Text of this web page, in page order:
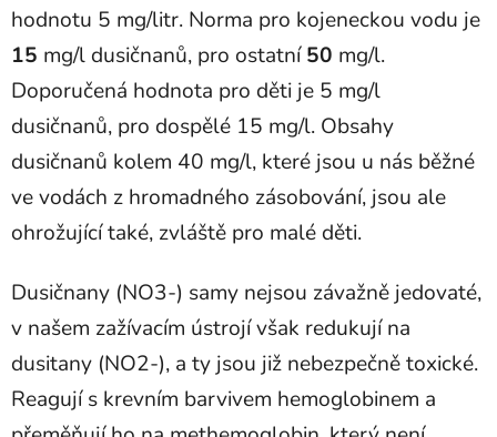
hodnotu 5 mg/litr. Norma pro kojeneckou vodu je
15 mg/l dusičnanů, pro ostatní50 mg/l.
Doporučená hodnota pro děti je 5 mg/l
dusičnanů, pro dospělé 15 mg/l. Obsahy
dusičnanů kolem 40 mg/l, které jsou u nás běžné
ve vodách z hromadného zásobování, jsou ale
ohrožující také, zvláště pro malé děti.
Dusičnany (NO3-) samy nejsou závažně jedovaté,
v našem zažívacím ústrojí však redukují na
dusitany (NO2-), a ty jsou již nebezpečně toxické.
Reagují s krevním barvivem hemoglobinem a